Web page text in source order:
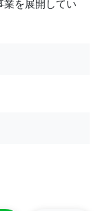
業を展開してい